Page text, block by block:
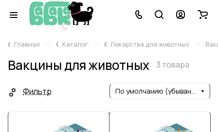
Главная – Каталог – Лекарства для животных –
Вакцины для животных 3 товара
Фильтр По умолчанию (убывание)